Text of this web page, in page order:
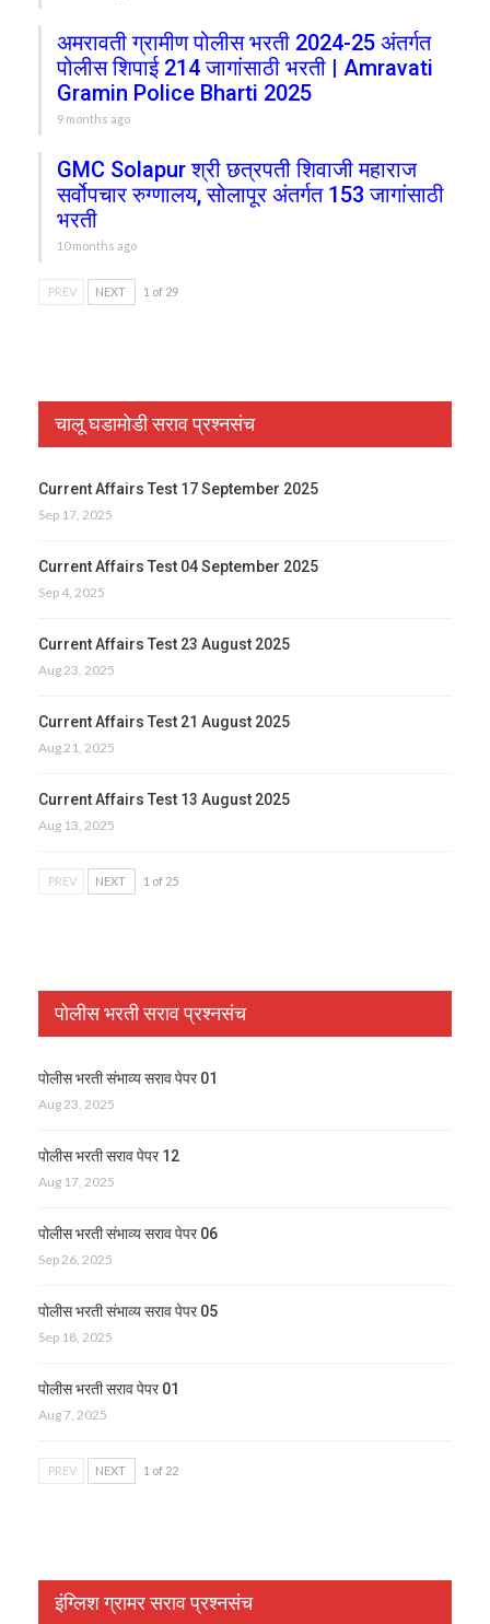
अमरावती ग्रामीण पोलीस भरती 2024-25 अंतर्गत
पोलीस शिपाई 214 जागांसाठी भरती | Amravati
Gramin Police Bharti 2025
9 months ago
GMC Solapur श्री छत्रपती शिवाजी महाराज
सर्वोपचार रुग्णालय, सोलापूर अंतर्गत 153 जागांसाठी
भरती
10 months ago
PREV NEXT 1 of 29
चालू घडामोडी सराव प्रश्नसंच
Current Affairs Test 17 September 2025
Sep 17, 2025
Current Affairs Test 04 September 2025
Sep 4, 2025
Current Affairs Test 23 August 2025
Aug 23, 2025
Current Affairs Test 21 August 2025
Aug 21, 2025
Current Affairs Test 13 August 2025
Aug 13, 2025
PREV NEXT 1 of 25
पोलीस भरती सराव प्रश्नसंच
पोलीस भरती संभाव्य सराव पेपर 01
Aug 23, 2025
पोलीस भरती सराव पेपर 12
Aug 17, 2025
पोलीस भरती संभाव्य सराव पेपर 06
Sep 26, 2025
पोलीस भरती संभाव्य सराव पेपर 05
Sep 18, 2025
पोलीस भरती सराव पेपर 01
Aug 7, 2025
PREV NEXT 1 of 22
इंग्लिश ग्रामर सराव प्रश्नसंच